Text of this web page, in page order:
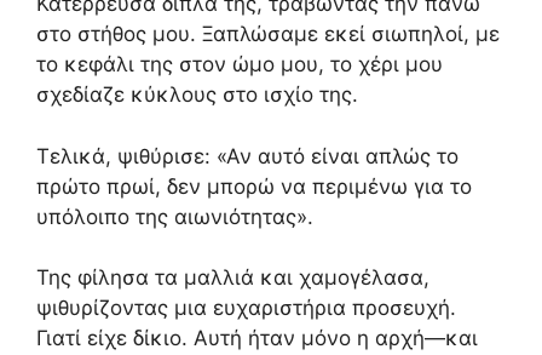
στο στήθος μου. Ξαπλώσαμε εκεί σιωπηλοί, με
το κεφάλι της στον ώμο μου, το χέρι μου
σχεδίαζε κύκλους στο ισχίο της.
Τελικά, ψιθύρισε: «Αν αυτό είναι απλώς το
πρώτο πρωί, δεν μπορώ να περιμένω για το
υπόλοιπο της αιωνιότητας».
Της φίλησα τα μαλλιά και χαμογέλασα,
ψιθυρίζοντας μια ευχαριστήρια προσευχή.
Γιατί είχε δίκιο. Αυτή ήταν μόνο η αρχή—και